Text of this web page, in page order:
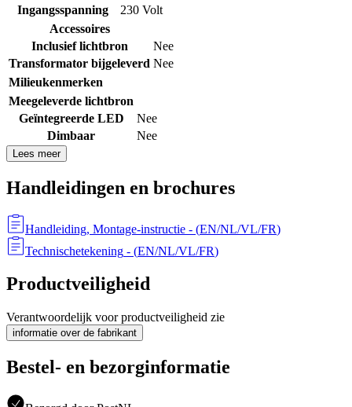
Ingangsspanning
230 Volt
Accessoires
Inclusief lichtbron
Nee
Transformator bijgeleverd Nee
Milieukenmerken
Meegeleverde lichtbron
Geïntegreerde LED
Nee
Dimbaar
Nee
Lees meer
Handleidingen en brochures
Handleiding, Montage-instructie - (EN/NL/VL/FR)
Technischetekening - (EN/NL/VL/FR)
Productveiligheid
Verantwoordelijk voor productveiligheid zie
informatie over de fabrikant
Bestel- en bezorginformatie